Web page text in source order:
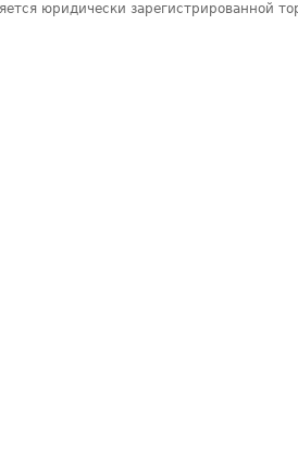
юридически зарегистрированной